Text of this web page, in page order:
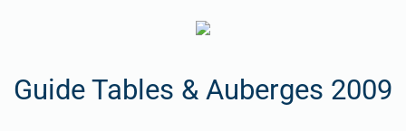
Guide Tables & Auberges 2009